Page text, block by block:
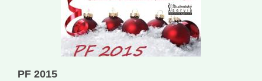
PF 2015